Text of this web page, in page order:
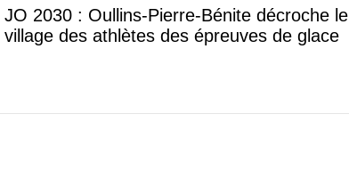
JO 2030 : Oullins-Pierre-Bénite décroche le
village des athlètes des épreuves de glace